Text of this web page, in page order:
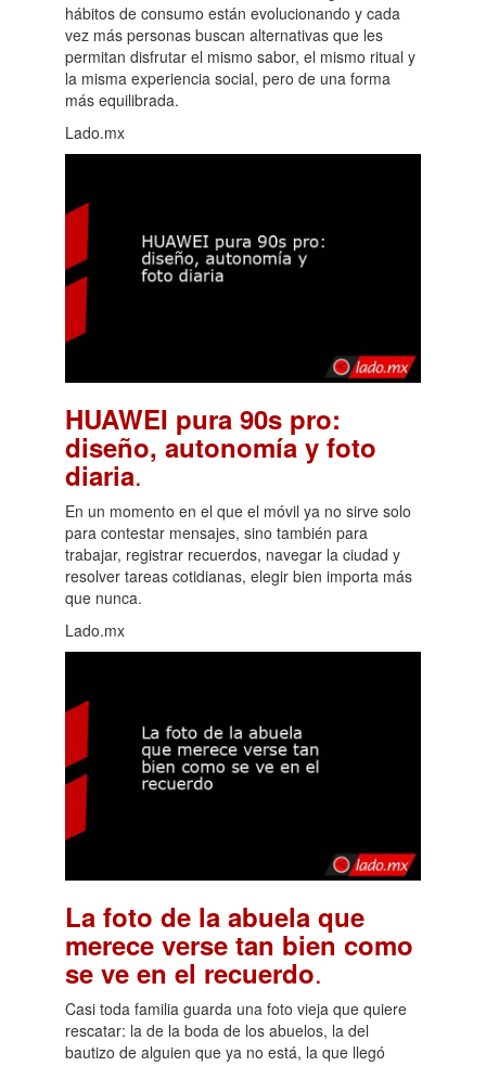
hábitos de consumo están evolucionando y cada
vez más personas buscan alternativas que les
permitan disfrutar el mismo sabor, el mismo ritual y
la misma experiencia social, pero de una forma
más equilibrada.
Lado.mx
HUAWEI pura 90s pro:
diseño, autonomía y foto
diaria.
En un momento en el que el móvil ya no sirve solo
para contestar mensajes, sino también para
trabajar, registrar recuerdos, navegar la ciudad y
resolver tareas cotidianas, elegir bien importa más
que nunca.
Lado.mx
La foto de la abuela que
merece verse tan bien como
se ve en el recuerdo.
Casi toda familia guarda una foto vieja que quiere
rescatar: la de la boda de los abuelos, la del
bautizo de alguien que ya no está, la que llegó